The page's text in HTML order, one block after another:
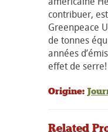
contribuer,
Greenpeace
de tonnes
années
effet de serre!
Origine:
Related